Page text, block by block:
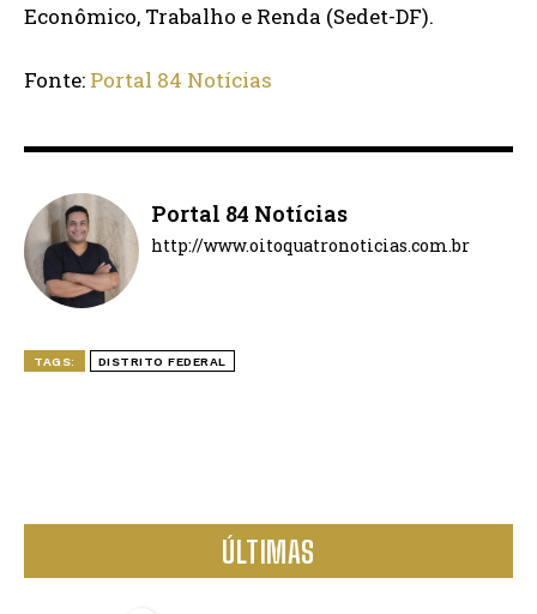
Econômico, Trabalho e Renda (Sedet-DF).
Fonte: Portal 84 Notícias
Portal 84 Notícias
http://www.oitoquatronoticias.com.br
TAGS: DISTRITO FEDERAL
ÚLTIMAS